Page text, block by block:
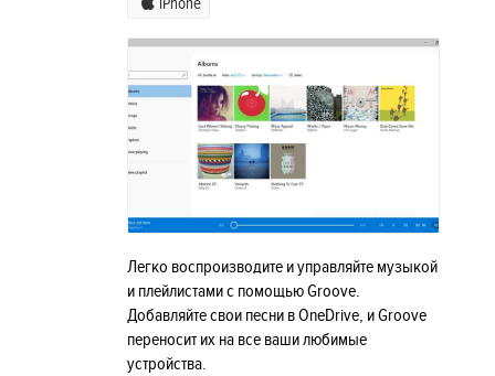
iPhone
Легко воспроизводите и управляйте музыкой
и плейлистами с помощью Groove.
Добавляйте свои песни в OneDrive, и Groove
переносит их на все ваши любимые
устройства.